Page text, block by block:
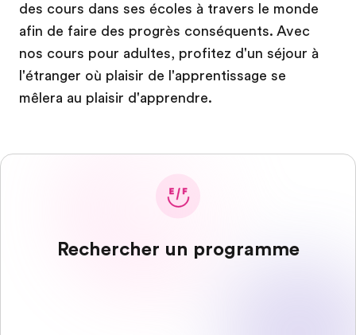
des cours dans ses écoles à travers le monde
afin de faire des progrès conséquents. Avec
nos cours pour adultes, profitez d'un séjour à
l'étranger où plaisir de l'apprentissage se
mêlera au plaisir d'apprendre.
Rechercher un programme